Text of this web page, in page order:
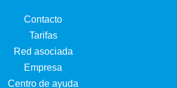
Contacto
Tarifas
Red asociada
Empresa
Centro de ayuda